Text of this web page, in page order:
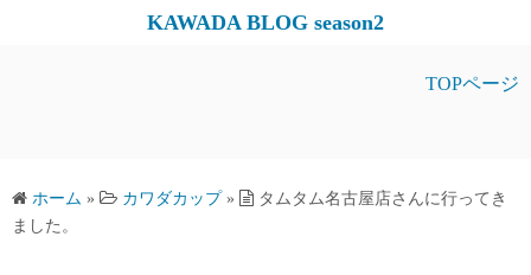
ス
キ
KAWADA BLOG season2
TOPページ
ホーム » カワダカップ»
タムタム名古屋店さんに行ってき
ました。